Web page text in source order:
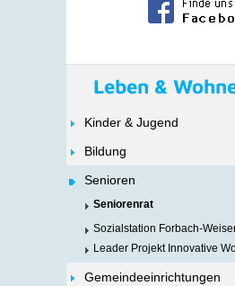
Leben &
Kinder & Jugend
Bildung
Senioren
Seniorenrat
Sozialstation Forbach-
Leader Projekt Innovative
Gemeindeeinrichtungen